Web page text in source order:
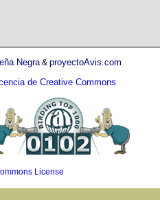
Negra& proyectoAvis.com
de Creative Commons